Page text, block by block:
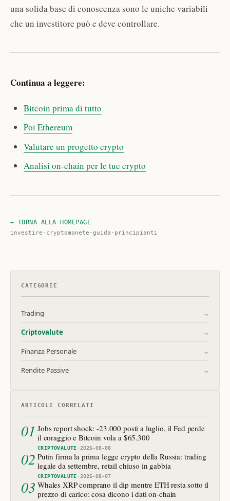
una solida base di conoscenza sono le uniche variabili
che un investitore può e deve controllare.
Continua a leggere:
Bitcoin prima di tutto
Poi Ethereum
Valutare un progetto crypto
Analisi on-chain per le tue crypto
← TORNA ALLA HOMEPAGE
investire-cryptomonete-guida-principianti
CATEGORIE
Trading →
Criptovalute →
Finanza Personale →
Rendite Passive →
ARTICOLI CORRELATI
01 Jobs report shock: -23.000 posti a luglio, il Fed perde
il coraggio e Bitcoin vola a $65.300
CRIPTOVALUTE ·2026-08-08
02 Putin firma la prima legge crypto della Russia: trading
legale da settembre, retail chiuso in gabbia
CRIPTOVALUTE ·2026-08-07
03 Whales XRP comprano il dip mentre ETH resta sotto il
prezzo di carico: cosa dicono i dati on-chain